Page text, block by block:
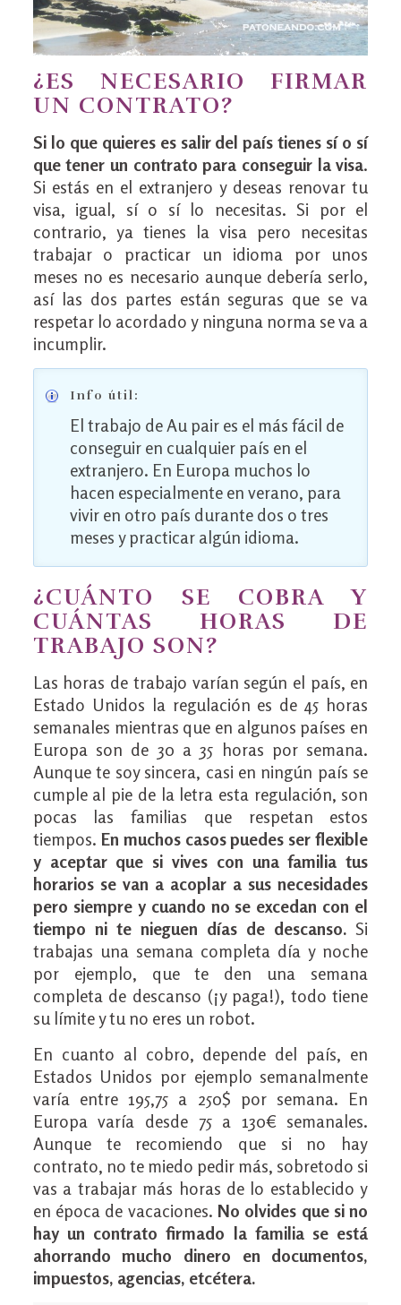
¿ES NECESARIO FIRMAR
UN CONTRATO?
Si lo que quieres es salir del país tienes sí o sí
que tener un contrato para conseguir la visa.
Si estás en el extranjero y deseas renovar tu
visa, igual, sí o sí lo necesitas. Si por el
contrario, ya tienes la visa pero necesitas
trabajar o practicar un idioma por unos
meses no es necesario aunque debería serlo,
así las dos partes están seguras que se va
respetar lo acordado y ninguna norma se va a
incumplir.
Info útil:
El trabajo de Au pair es el más fácil de
conseguir en cualquier país en el
extranjero. En Europa muchos lo
hacen especialmente en verano, para
vivir en otro país durante dos o tres
meses y practicar algún idioma.
¿CUÁNTO SE COBRA Y
CUÁNTAS HORAS DE
TRABAJO SON?
Las horas de trabajo varían según el país, en
Estado Unidos la regulación es de 45 horas
semanales mientras que en algunos países en
Europa son de 30 a 35 horas por semana.
Aunque te soy sincera, casi en ningún país se
cumple al pie de la letra esta regulación, son
pocas las familias que respetan estos
tiempos. En muchos casos puedes ser flexible
y aceptar que si vives con una familia tus
horarios se van a acoplar a sus necesidades
pero siempre y cuando no se excedan con el
tiempo ni te nieguen días de descanso. Si
trabajas una semana completa día y noche
por ejemplo, que te den una semana
completa de descanso (¡y paga!), todo tiene
su límite y tu no eres un robot.
En cuanto al cobro, depende del país, en
Estados Unidos por ejemplo semanalmente
varía entre 195,75 a 250$ por semana. En
Europa varía desde 75 a 130€ semanales.
Aunque te recomiendo que si no hay
contrato, no te miedo pedir más, sobretodo si
vas a trabajar más horas de lo establecido y
en época de vacaciones. No olvides que si no
hay un contrato firmado la familia se está
ahorrando mucho dinero en documentos,
impuestos, agencias, etcétera.